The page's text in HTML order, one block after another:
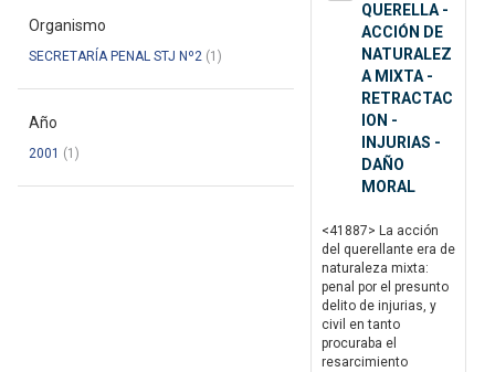
Organismo
SECRETARÍA PENAL STJ Nº2 (1)
Año
2001 (1)
QUERELLA -
ACCIÓN DE
NATURALEZ
A MIXTA -
RETRACTAC
ION -
INJURIAS -
DAÑO
MORAL
<41887> La acción
del querellante era de
naturaleza mixta:
penal por el presunto
delito de injurias, y
civil en tanto
procuraba el
resarcimiento